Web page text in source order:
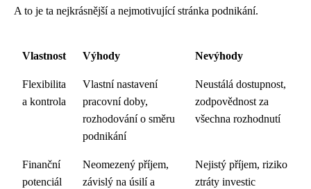
A to je ta nejkrásnější a nejmotivující stránka podnikání.
Vlastnost Výhody Nevýhody
Flexibilita
a kontrola
Vlastní nastavení
pracovní doby,
rozhodování o směru
podnikání
Neustálá dostupnost,
zodpovědnost za
všechna rozhodnutí
Finanční
potenciál
Neomezený příjem,
závislý na úsilí a
Nejistý příjem, riziko
ztráty investic